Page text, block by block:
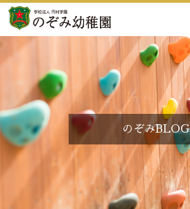
のぞみBLOG